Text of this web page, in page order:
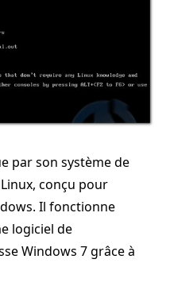
par son système de
conçu pour
Il fonctionne
logiciel de
Windows 7 grâce à